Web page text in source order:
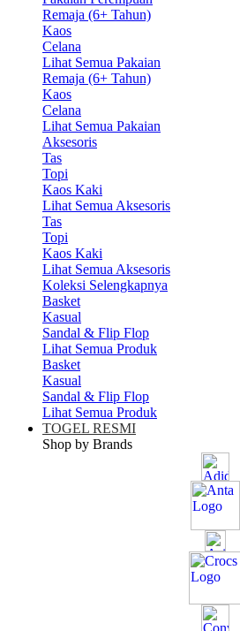
Remaja (6+ Tahun)
Kaos
Celana
Lihat Semua Pakaian
Remaja (6+ Tahun)
Kaos
Celana
Lihat Semua Pakaian
Aksesoris
Tas
Topi
Kaos Kaki
Lihat Semua Aksesoris
Tas
Topi
Kaos Kaki
Lihat Semua Aksesoris
Koleksi Selengkapnya
Basket
Kasual
Sandal & Flip Flop
Lihat Semua Produk
Basket
Kasual
Sandal & Flip Flop
Lihat Semua Produk
TOGEL RESMI
Shop by Brands